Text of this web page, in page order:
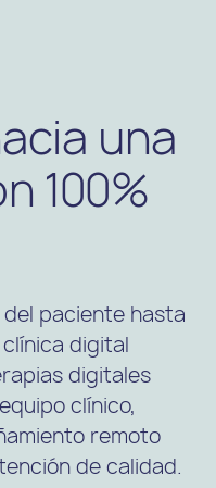
una
100%
paciente hasta
digital
digitales
clínico,
remoto
de calidad.